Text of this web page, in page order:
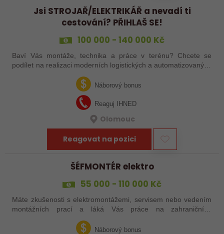
Jsi STROJAŘ/ELEKTRIKÁŘ a nevadí ti
cestování? PŘIHLAŠ SE!
100 000 - 140 000 Kč
Baví Vás montáže, technika a práce v terénu? Chcete se
podílet na realizaci moderních logistických a automatizovaných
servisní technik nebo…
Náborový bonus
Reaguj IHNED
Olomouc
Reagovat na pozici
ŠÉFMONTÉR elektro
55 000 - 110 000 Kč
Máte zkušenosti s elektromontážemi, servisem nebo vedením
montážních prací a láká Vás práce na zahraničních
projektech? Nebo jste šikovný elektrikář či elektromontér, který
už nechce být jen „řadový…Náborový bonus